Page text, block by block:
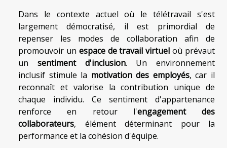
Dans le contexte actuel où le télétravail s'est
largement démocratisé, il est primordial de
repenser les modes de collaboration afin de
promouvoir un espace de travail virtuel où prévaut
un sentiment d'inclusion. Un environnement
inclusif stimule la motivation des employés, car il
reconnaît et valorise la contribution unique de
chaque individu. Ce sentiment d'appartenance
renforce en retour l'engagement des
collaborateurs, élément déterminant pour la
performance et la cohésion d'équipe.